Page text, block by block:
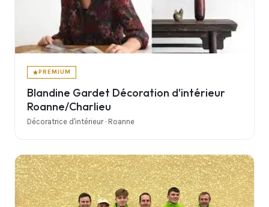
PREMIUM
Blandine Gardet Décoration d'intérieur
Roanne/Charlieu
Décoratrice d'intérieur · Roanne